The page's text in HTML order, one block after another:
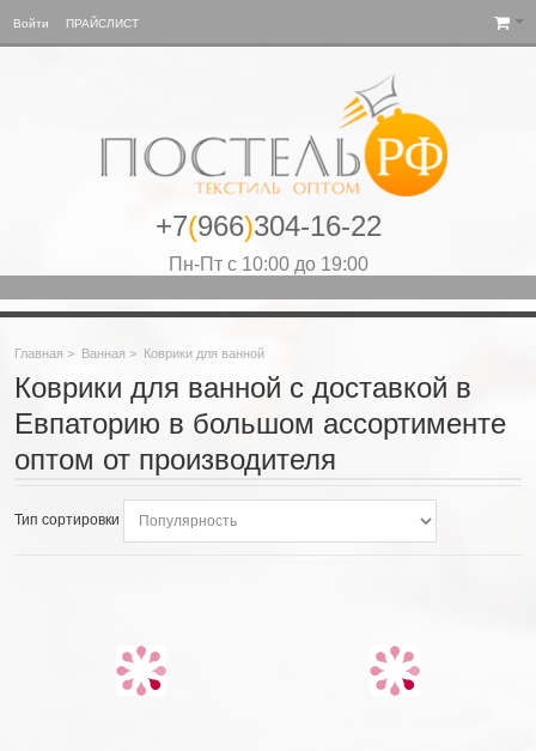
Войти ПРАЙСЛИСТ
+7(966)304-16-22
Пн-Пт с 10:00 до 19:00
Главная > Ванная > Коврики для ванной
Коврики для ванной с доставкой в
Евпаторию в большом ассортименте
оптом от производителя
Тип сортировки